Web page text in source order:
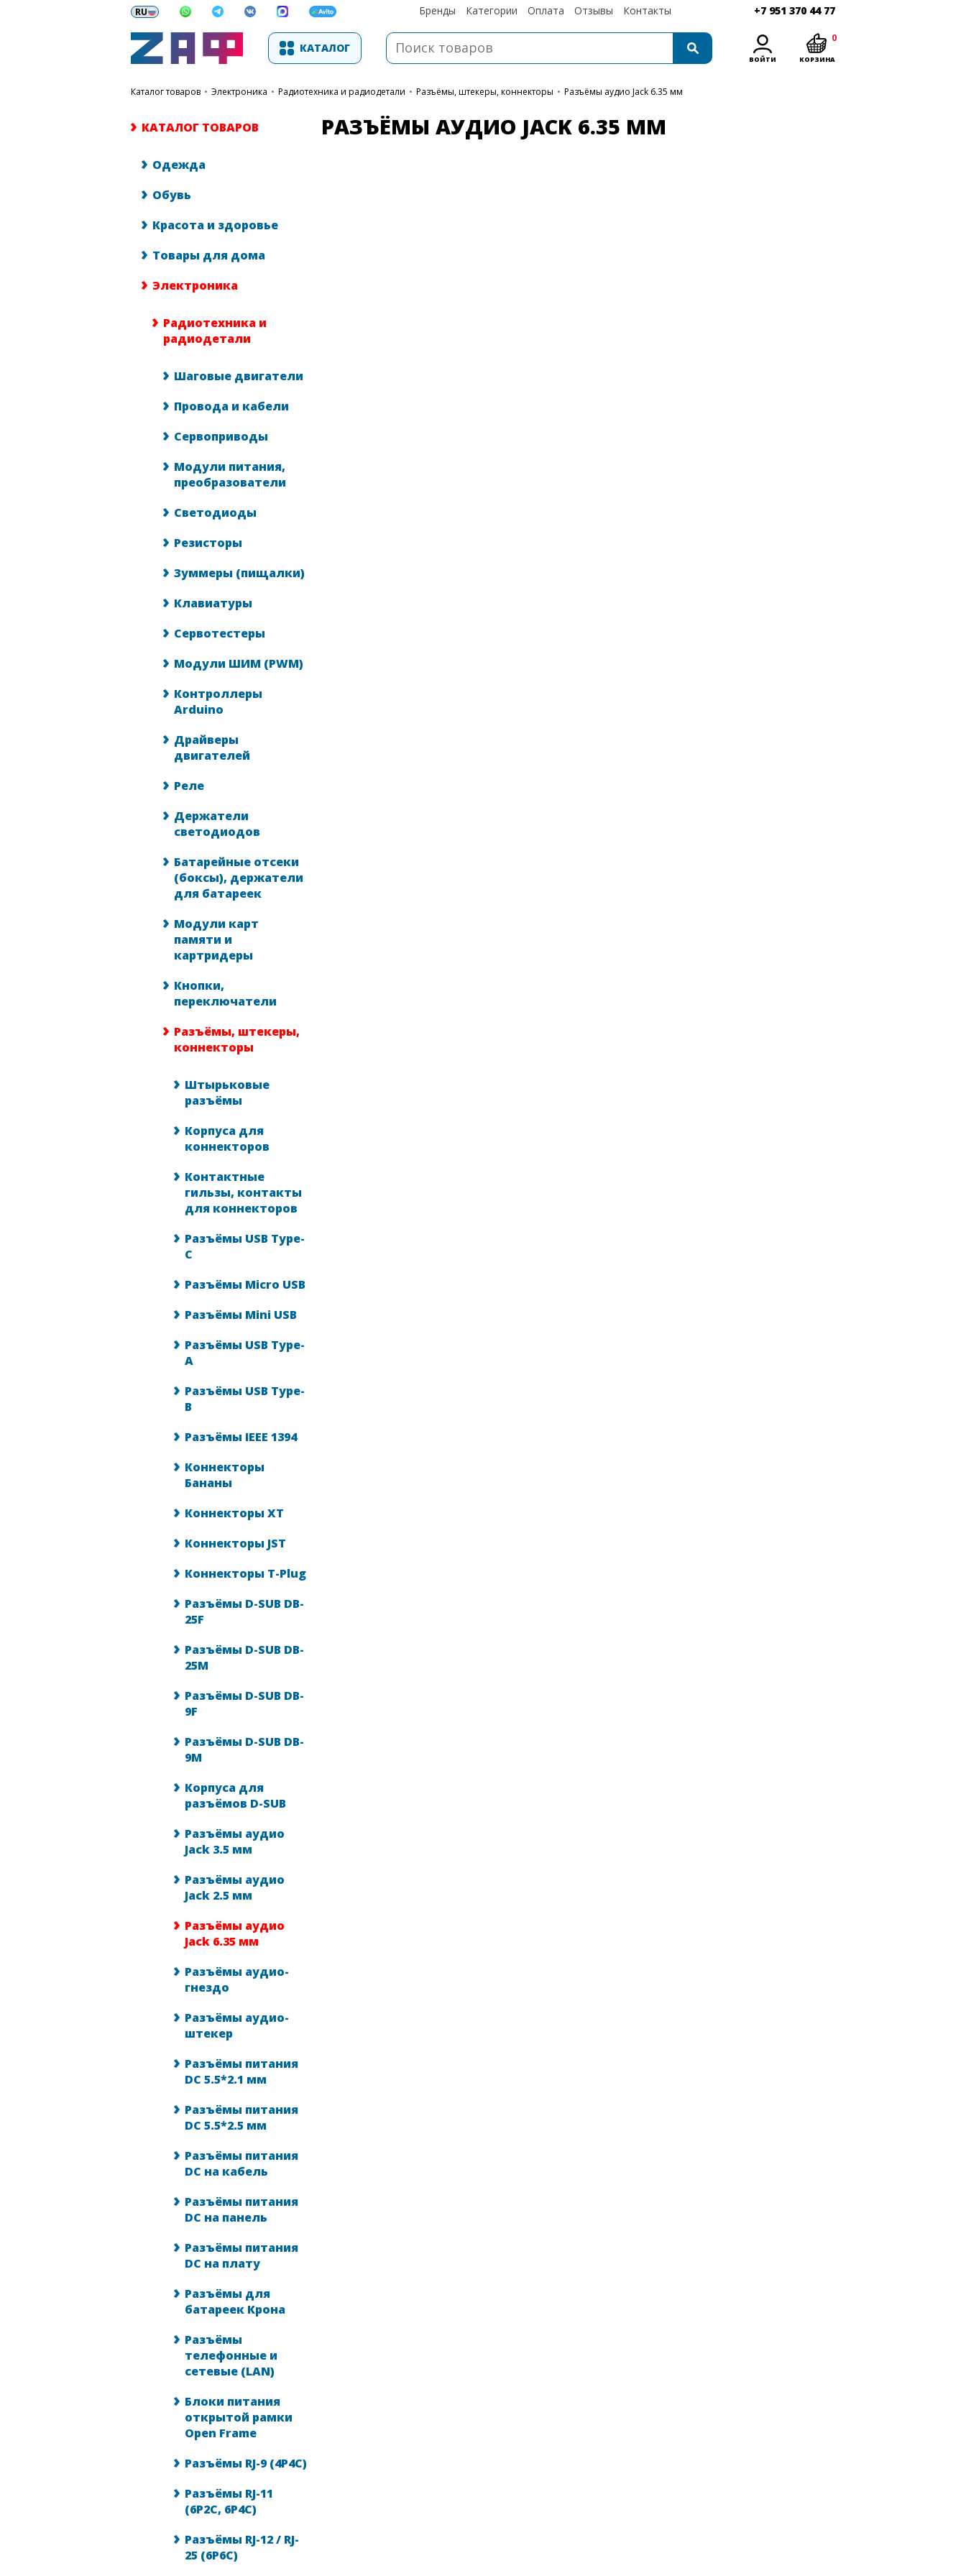
Бренды Категории Оплата Отзывы Контакты +7 951 370 44 77
КАТАЛОГ
ВОЙТИ КОРЗИНА
0
каталог товаров • Электроника • Радиотехника и радиодетали • Разъёмы, штекеры, коннекторы • Разъёмы аудио Jack 6.35 мм
КАТАЛОГ ТОВАРОВ
Одежда
Обувь
Красота и здоровье
Товары для дома
Электроника
Радиотехника и
радиодетали
Шаговые двигатели
Провода и кабели
Сервоприводы
Модули питания,
преобразователи
Светодиоды
Резисторы
Зуммеры (пищалки)
Клавиатуры
Сервотестеры
Модули ШИМ (PWM)
Контроллеры
Arduino
Драйверы
двигателей
Реле
Держатели
светодиодов
Батарейные отсеки
(боксы), держатели
для батареек
Модули карт
памяти и
картридеры
Кнопки,
переключатели
Разъёмы, штекеры,
коннекторы
Штырьковые
разъёмы
Корпуса для
коннекторов
Контактные
гильзы, контакты
для коннекторов
Разъёмы USB Type-
C
Разъёмы Micro USB
Разъёмы Mini USB
Разъёмы USB Type-
A
Разъёмы USB Type-
B
Разъёмы IEEE 1394
Коннекторы
Бананы
Коннекторы XT
Коннекторы JST
Коннекторы T-Plug
Разъёмы D-SUB DB-
25F
Разъёмы D-SUB DB-
25M
Разъёмы D-SUB DB-
9F
Разъёмы D-SUB DB-
9M
Корпуса для
разъёмов D-SUB
Разъёмы аудио
Jack 3.5 мм
Разъёмы аудио
Jack 2.5 мм
Разъёмы аудио
Jack 6.35 мм
Разъёмы аудио-
гнездо
Разъёмы аудио-
штекер
Разъёмы питания
DC 5.5*2.1 мм
Разъёмы питания
DC 5.5*2.5 мм
Разъёмы питания
DC на кабель
Разъёмы питания
DC на панель
Разъёмы питания
DC на плату
Разъёмы для
батареек Крона
Разъёмы
телефонные и
сетевые (LAN)
Блоки питания
открытой рамки
Open Frame
Разъёмы RJ-9 (4P4C)
Разъёмы RJ-11
(6P2C, 6P4C)
Разъёмы RJ-12 / RJ-
25 (6P6C)
РАЗЪЁМЫ АУДИО JACK 6.35 ММ